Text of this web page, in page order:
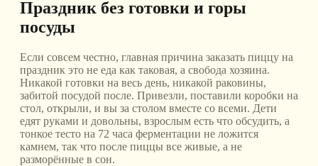
Праздник без готовки и горы
посуды
Если совсем честно, главная причина заказать пиццу на
праздник это не еда как таковая, а свобода хозяина.
Никакой готовки на весь день, никакой раковины,
забитой посудой после. Привезли, поставили коробки на
стол, открыли, и вы за столом вместе со всеми. Дети
едят руками и довольны, взрослым есть что обсудить, а
тонкое тесто на 72 часа ферментации не ложится
камнем, так что после пиццы все живые, а не
разморённые в сон.